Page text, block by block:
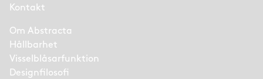
Kontakt
Om Abstracta
Hållbarhet
Visselblåsarfunktion
Designfilosofi